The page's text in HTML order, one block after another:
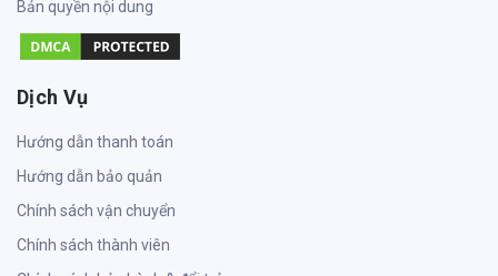
Bản quyền nội dung
Dịch Vụ
Hướng dẫn thanh toán
Hướng dẫn bảo quản
Chính sách vận chuyển
Chính sách thành viên